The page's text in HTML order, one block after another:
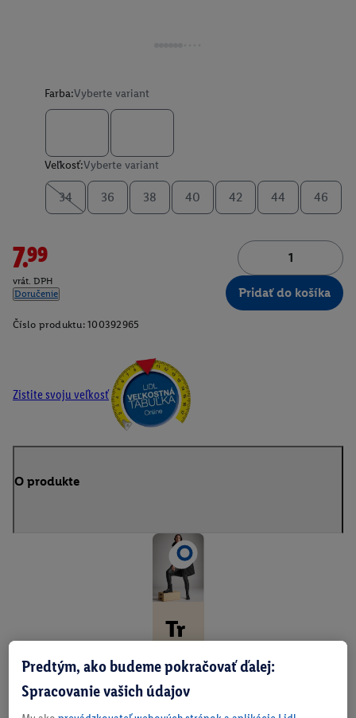
Farba:Vyberte variant
Veľkosť:Vyberte variant
34 36 38 40 42 44 46
7.99
vrát. DPH
Doručenie
Pridať do košíka
Číslo produktu: 100392965
Zistite svoju veľkosť
O produkte
Tr
en
d
Predtým, ako budeme pokračovať ďalej:
Spracovanie vašich údajov